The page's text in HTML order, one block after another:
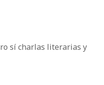
sí charlas literarias y